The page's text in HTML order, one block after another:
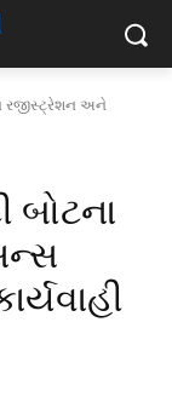
રજીસ્ટ્રેશન અને
બોટના